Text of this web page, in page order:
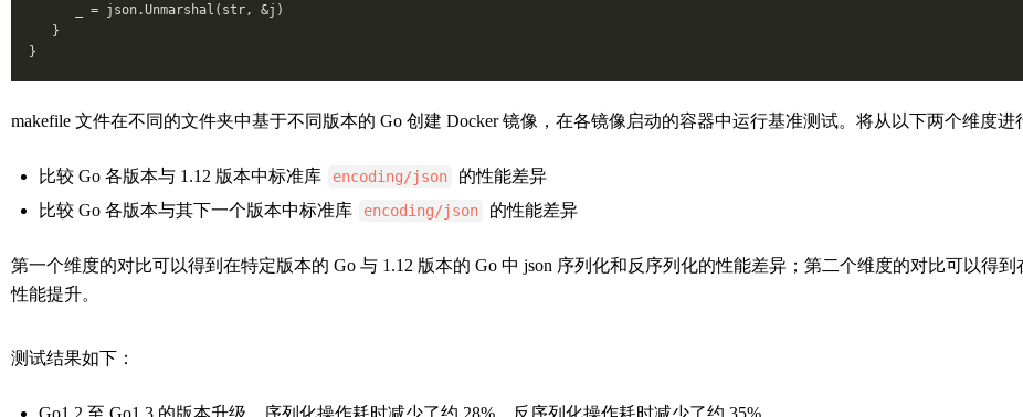
_ = json.Unmarshal(str, &j)
}
}
makefile 文件在不同的文件夹中基于不同版本的 Go 创建 Docker 镜像，在各镜像启动的容器中运行基准测试。将从以下两个维度进
比较 Go 各版本与 1.12 版本中标准库 encoding/json
的性能差异
比较 Go 各版本与其下一个版本中标准库
encoding/json 的性能差异
第一个维度的对比可以得到在特定版本的 Go 与 1.12 版本的 Go 中 json 序列化和反序列化的性能差异；第二个维度的对比可以得
性能提升。
测试结果如下：